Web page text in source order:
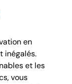
en
inégalés.
et les
vous